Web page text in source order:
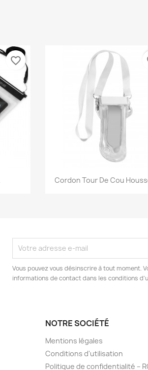
favorite_border
Aperçu rapide
Cordon Tour De Cou
Vous pouvez vous désinscrire à tout moment.
informations de contact dans les conditions
NOTRE SOCIÉTÉ
Mentions légales
Conditions d'utilisation
Politique de confidentialité –